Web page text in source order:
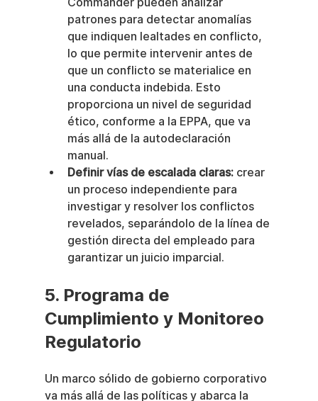
patrones para detectar anomalías
que indiquen lealtades en conflicto,
lo que permite intervenir antes de
que un conflicto se materialice en
una conducta indebida. Esto
proporciona un nivel de seguridad
ético, conforme a la EPPA, que va
más allá de la autodeclaración
manual.
Definir vías de escalada claras: crear
un proceso independiente para
investigar y resolver los conflictos
revelados, separándolo de la línea de
gestión directa del empleado para
garantizar un juicio imparcial.
5. Programa de
Cumplimiento y Monitoreo
Regulatorio
Un marco sólido de gobierno corporativo
va más allá de las políticas y abarca la